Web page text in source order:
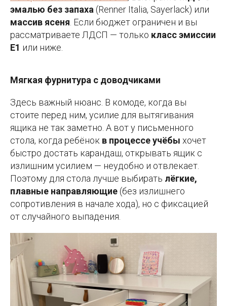
эмалью без запаха (Renner Italia, Sayerlack) или
массив ясеня . Если бюджет ограничен и вы
рассматриваете ЛДСП — только класс эмиссии
E1 или ниже.
Мягкая фурнитура с доводчиками
Здесь важный нюанс. В комоде, когда вы
стоите перед ним, усилие для вытягивания
ящика не так заметно. А вот у письменного
стола, когда ребёнок в процессе учёбы хочет
быстро достать карандаш, открывать ящик с
излишним усилием — неудобно и отвлекает.
Поэтому для стола лучше выбирать лёгкие,
плавные направляющие (без излишнего
сопротивления в начале хода), но с фиксацией
от случайного выпадения.